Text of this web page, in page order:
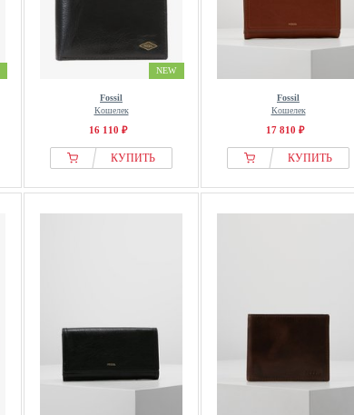
NEW
Fossil
Кошелек
16 110 ₽
КУПИТЬ
Fossil
Кошелек
17 810 ₽
КУПИТЬ